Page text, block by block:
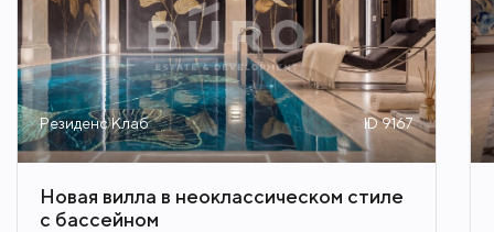
Резиденс Клаб ID 9167
Новая вилла в неоклассическом стиле
с бассейном